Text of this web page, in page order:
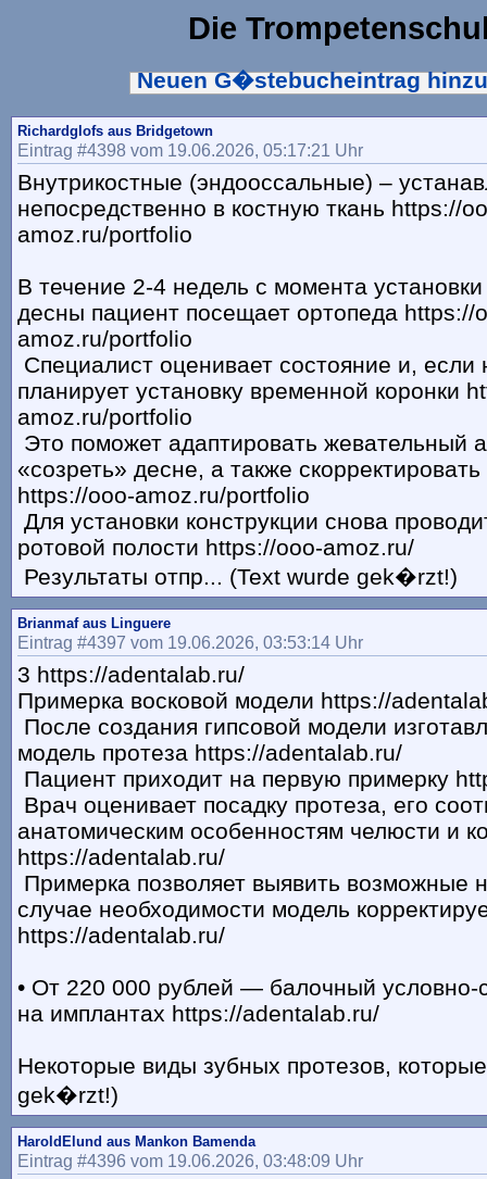
Die
Neuen G�stebucheintrag
Richardglofs aus Bridgetown
Eintrag #4398 vom 19.06.2026, 05:17:21 Uhr
Внутрикостные (эндооссальные) –
непосредственно в костную ткань https://
amoz.ru/portfolio
В течение 2-4 недель с момента
десны пациент посещает ортопеда https://
amoz.ru/portfolio
Специалист оценивает состояние и, если
планирует установку временной коронки
amoz.ru/portfolio
Это поможет адаптировать жевательный
«созреть» десне, а также
https://ooo-amoz.ru/portfolio
Для установки конструкции снова
ротовой полости https://ooo-amoz.ru/
Результаты отпр... (Text wurde gek�rzt!)
Brianmaf aus Linguere
Eintrag #4397 vom 19.06.2026, 03:53:14 Uhr
3 https://adentalab.ru/
Примерка восковой модели https://
После создания гипсовой модели
модель протеза https://adentalab.ru/
Пациент приходит на первую примерку
Врач оценивает посадку протеза, его
анатомическим особенностям челюсти и
https://adentalab.ru/
Примерка позволяет выявить возможные
случае необходимости модель
https://adentalab.ru/
• От 220 000 рублей — балочный условно-
на имплантах https://adentalab.ru/
Некоторые виды зубных протезов,
gek�rzt!)
HaroldElund aus Mankon Bamenda
Eintrag #4396 vom 19.06.2026, 03:48:09 Uhr